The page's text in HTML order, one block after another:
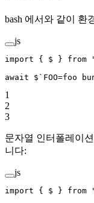
bash 에서와 같이 환
js
import { $ } from
await $ `FOO=foo
1
2
3
문자열 인터폴레이
니다:
js
import { $ } from